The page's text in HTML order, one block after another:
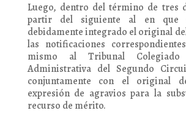
Luego, dentro del término de tres
partir del siguiente al en que
debidamente integrado el original
las notificaciones
mismo al Tribunal
Administrativa del Segundo
conjuntamente con el original
expresión de agravios para la
recurso de mérito.